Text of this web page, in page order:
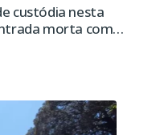
custódia nesta
morta com